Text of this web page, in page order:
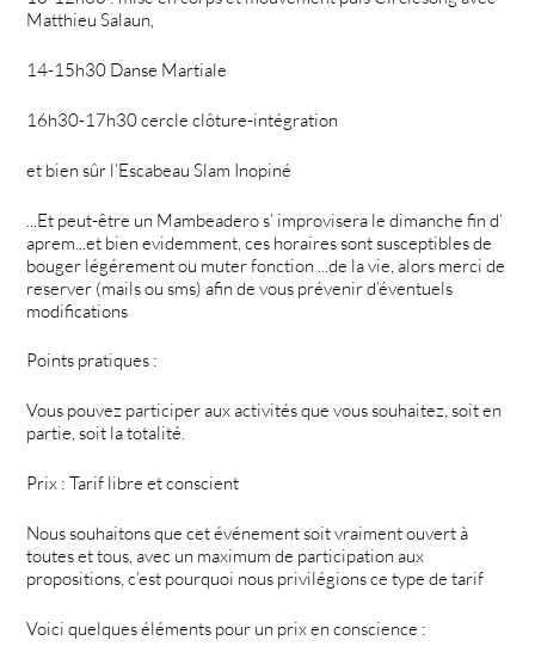
Matthieu Salaun,
14-15h30 Danse Martiale
16h30-17h30 cercle clôture-intégration
et bien sûr l’Escabeau Slam Inopiné
...Et peut-être un Mambeadero s’ improvisera le dimanche fin d’
aprem...et bien evidemment, ces horaires sont susceptibles de
bouger légérement ou muter fonction ...de la vie, alors merci de
reserver (mails ou sms) afin de vous prévenir d’éventuels
modifications
Points pratiques :
Vous pouvez participer aux activités que vous souhaitez, soit en
partie, soit la totalité.
Prix : Tarif libre et conscient
Nous souhaitons que cet événement soit vraiment ouvert à
toutes et tous, avec un maximum de participation aux
propositions, c’est pourquoi nous privilégions ce type de tarif
Voici quelques éléments pour un prix en conscience :